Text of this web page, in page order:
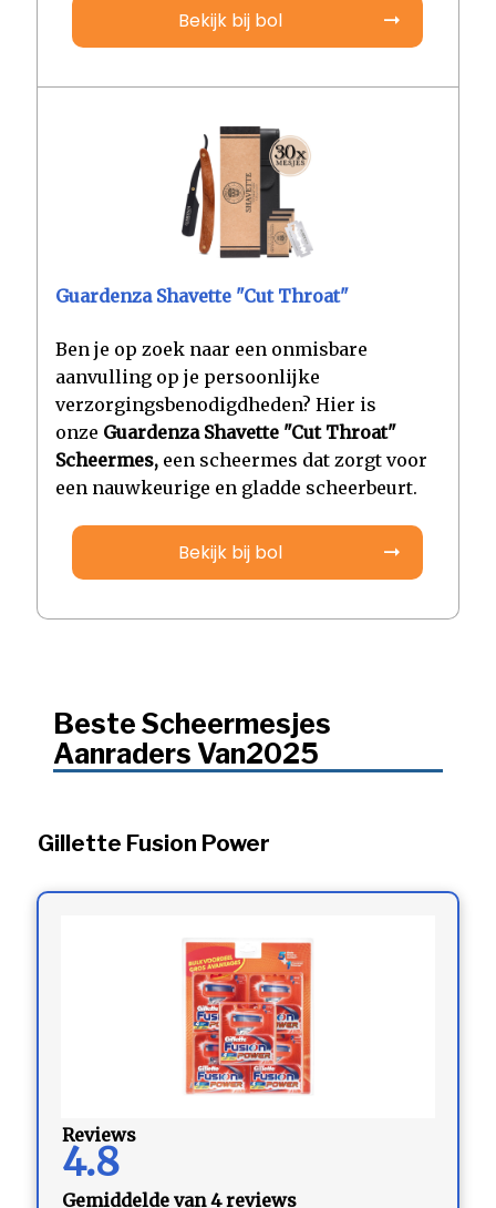
Bekijk bij bol
Guardenza Shavette "Cut Throat"
Ben je op zoek naar een onmisbare
aanvulling op je persoonlijke
verzorgingsbenodigdheden? Hier is
onze Guardenza Shavette "Cut Throat"
Scheermes, een scheermes dat zorgt voor
een nauwkeurige en gladde scheerbeurt.
Bekijk bij bol
Beste Scheermesjes
Aanraders Van2025
Gillette Fusion Power
Reviews
4.8
Gemiddelde van 4 reviews